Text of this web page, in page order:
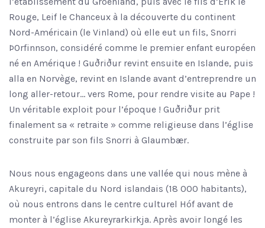
Rouge, Leif le Chanceux à la découverte du continent
Nord-Américain (le Vinland) où elle eut un fils, Snorri
ÞOrfinnson, considéré comme le premier enfant européen
né en Amérique ! Guðriður revint ensuite en Islande, puis
alla en Norvège, revint en Islande avant d’entreprendre un
long aller-retour… vers Rome, pour rendre visite au Pape !
Un véritable exploit pour l’époque ! Guðriður prit
finalement sa « retraite » comme religieuse dans l’église
construite par son fils Snorri à Glaumbær.
Nous nous engageons dans une vallée qui nous mène à
Akureyri, capitale du Nord islandais (18 000 habitants),
où nous entrons dans le centre culturel Hóf avant de
monter à l’église Akureyrarkirkja. Après avoir longé les